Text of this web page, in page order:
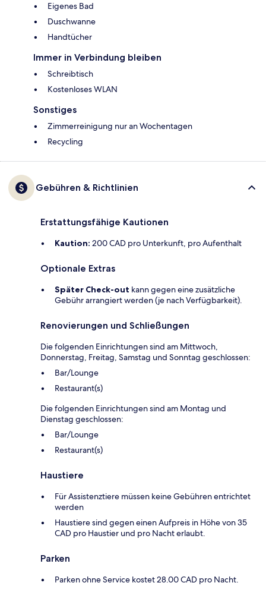
Eigenes Bad
Duschwanne
Handtücher
Immer in Verbindung bleiben
Schreibtisch
Kostenloses WLAN
Sonstiges
Zimmerreinigung nur an Wochentagen
Recycling
Gebühren & Richtlinien
Erstattungsfähige Kautionen
Kaution: 200 CAD pro Unterkunft, pro Aufenthalt
Optionale Extras
Später Check-out kann gegen eine zusätzliche
Gebühr arrangiert werden (je nach Verfügbarkeit).
Renovierungen und Schließungen
Die folgenden Einrichtungen sind am Mittwoch,
Donnerstag, Freitag, Samstag und Sonntag geschlossen:
Bar/Lounge
Restaurant(s)
Die folgenden Einrichtungen sind am Montag und
Dienstag geschlossen:
Bar/Lounge
Restaurant(s)
Haustiere
Für Assistenztiere müssen keine Gebühren entrichtet
werden
Haustiere sind gegen einen Aufpreis in Höhe von 35
CAD pro Haustier und pro Nacht erlaubt.
Parken
Parken ohne Service kostet 28.00 CAD pro Nacht.